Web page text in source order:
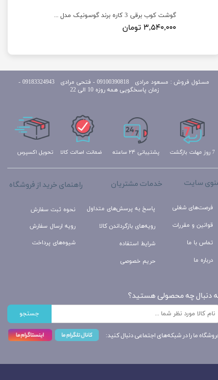
گوشت کوب برقی 3 کاره برند گوسونیک مدل Gosonic GSB-845
۳,۵۴۰,۰۰۰ تومان
تحویل اکسپرس پشتیبانی ۲۴ ساعته 7 روز مهلت بازگشت ضمانت اصالت کالا
راهنمای خرید از فروشگاه
نحوه ثبت سفارش
رویه ارسال سفارش
شیوه‌های پرداخت
خدمات مشتریان
پاسخ به پرسش‌های متداول
رویه‌های بازگرداندن کالا
شرایط استفاده
حریم خصوصی
سایت
فرصت‌های شغلی
قوانین و مقررات
تماس با ما
درباره ما
دنبال چه محصولی هستید؟
جستجو
ما را در شبکه‌های اجتماعی دنبال کنید:
مسئول
فروش : مسعود مرادی 09100390818​​​​​​​ ​​​​​​​- فتحی مرادی 09183324943 -
زمان پاسخگویی همه روزه 10 الی 22